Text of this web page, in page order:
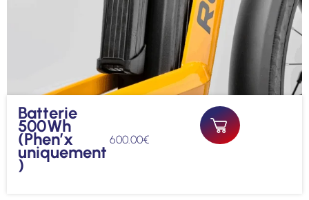
Batterie
500Wh
(Phen’x
uniquement
)
600.00€